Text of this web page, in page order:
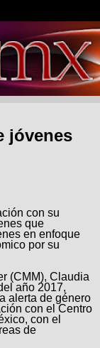
jóvenes
con su
que
en enfoque
por su
(CMM), Claudia
año 2017,
alerta de género
con el Centro
con el
de